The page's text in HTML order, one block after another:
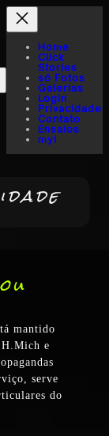
Home
Click
Stories
só Fotos
Galerias
Login
Privacidade
Contato
Ensaios
myI
mantido
e
serve
do